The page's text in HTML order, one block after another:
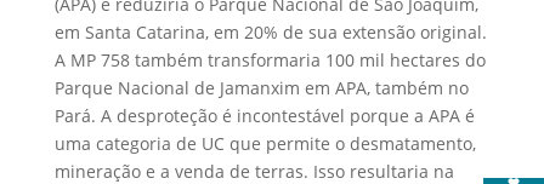
em Santa Catarina, em 20% de sua extensão original.
A MP 758 também transformaria 100 mil hectares do
Parque Nacional de Jamanxim em APA, também no
Pará. A desproteção é incontestável porque a APA é
uma categoria de UC que permite o desmatamento,
mineração e a venda de terras. Isso resultaria na